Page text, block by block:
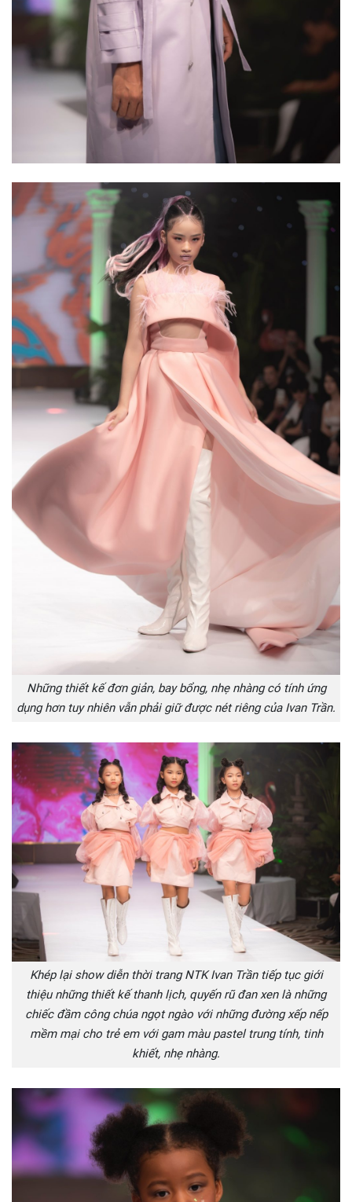
Những thiết kế đơn giản, bay bổng, nhẹ nhàng có tính ứng
dụng hơn tuy nhiên vẫn phải giữ được nét riêng của Ivan Trần.
Khép lại show diễn thời trang NTK Ivan Trần tiếp tục giới
thiệu những thiết kế thanh lịch, quyến rũ đan xen là những
chiếc đầm công chúa ngọt ngào với những đường xếp nếp
mềm mại cho trẻ em với gam màu pastel trung tính, tinh
khiết, nhẹ nhàng.